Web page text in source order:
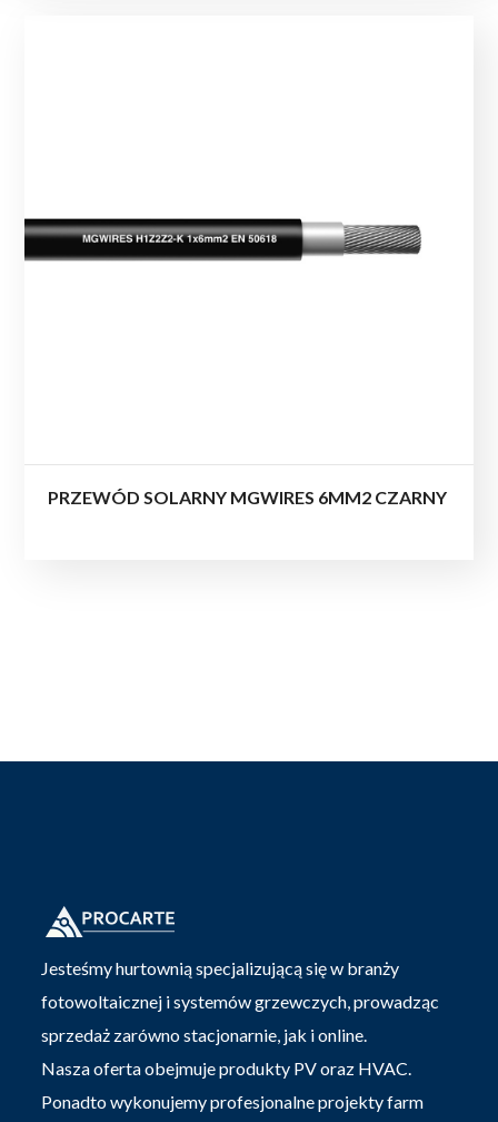
PRZEWÓD SOLARNY MGWIRES 6MM2 CZARNY
Jesteśmy hurtownią specjalizującą się w branży
fotowoltaicznej i systemów grzewczych, prowadząc
sprzedaż zarówno stacjonarnie, jak i online.
Nasza oferta obejmuje produkty PV oraz HVAC.
Ponadto wykonujemy profesjonalne projekty farm